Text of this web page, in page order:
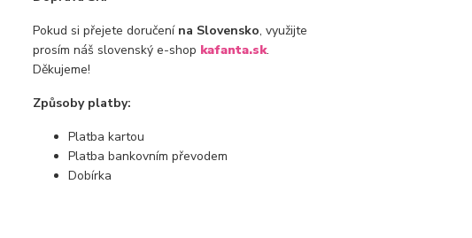
Pokud si přejete doručení na Slovensko, využijte
prosím náš slovenský e-shop kafanta.sk.
Děkujeme!
Způsoby platby:
Platba kartou
Platba bankovním převodem
Dobírka